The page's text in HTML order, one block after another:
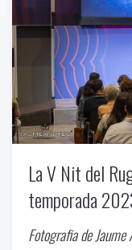
La V Nit del
temporada
Fotografia de Jaume